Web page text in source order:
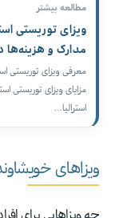
مطالعه بیشتر
ویزای توریستی
مدارک و هزینه‌ها در
معرفی ویزای توریستی
مزایای ویزای توریستی
استرالیا…
ویزاهای
چه ویزاهایی برای